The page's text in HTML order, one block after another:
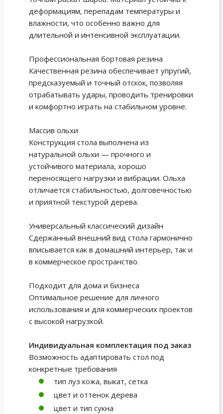
деформациям, перепадам температуры и
влажности, что особенно важно для
длительной и интенсивной эксплуатации.
Профессиональная бортовая резина
Качественная резина обеспечивает упругий,
предсказуемый и точный отскок, позволяя
отрабатывать удары, проводить тренировки
и комфортно играть на стабильном уровне.
Массив ольхи
Конструкция стола выполнена из
натуральной ольхи — прочного и
устойчивого материала, хорошо
переносящего нагрузки и вибрации. Ольха
отличается стабильностью, долговечностью
и приятной текстурой дерева.
Универсальный классический дизайн
Сдержанный внешний вид стола гармонично
вписывается как в домашний интерьер, так и
в коммерческое пространство.
Подходит для дома и бизнеса
Оптимальное решение для личного
использования и для коммерческих проектов
с высокой нагрузкой.
Индивидуальная комплектация под заказ
Возможность адаптировать стол под
конкретные требования
тип луз кожа, выкат, сетка
цвет и оттенок дерева
цвет и тип сукна